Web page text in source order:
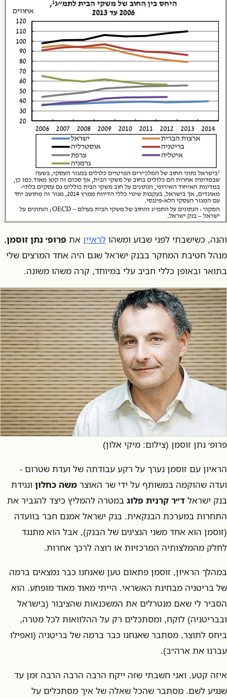
והנה, כשישבתי לפני שבוע ומשהו לראיין את פרופ׳ נתן זוסמן,
מנהל חטיבת המחקר בבנק ישראל שגם היה אחד המרצים שלי
בתואר ובאופן כללי חביב עלי במיוחד, קרה משהו משונה.
פרופ׳ נתן זוסמן (צילום: מיקי אלון)
הראיון עם זוסמן נערך על רקע עבודתה של ועדת שטרום -
ועדה שהוקמה במשותף על ידי שר האוצר משה כחלון ונגידת
בנק ישראל ד״ר קרנית פלוג במטרה להמליץ כיצד להגביר את
התחרות במערכת הבנקאית. בנק ישראל אמנם חבר בוועדה
(זוסמן הוא אחד משני הנציגים של הבנק), אבל הוא מתנגד
לחלק מהמלצותיה המרכזיות או רוצה לרכך אחרות.
במהלך הראיון, זוסמן פתאום טען שאנחנו כבר נמצאים ברמה
של בריטניה מבחינת האשראי. הייתי מאוד מאוד מופתע. הוא
הסביר לי שאם מנטרלים את המשכנאות שהציבור (בישראל
ובבריטניה) לוקח, ומסתכלים רק על ההלוואות לכל מטרה,
ביחס לתוצר, מסתבר שאנחנו כבר ברמה של בריטניה (ואפילו
עברנו את ארה״ב).
איזה קטע. ואני חשבתי שזה ייקח הרבה הרבה הרבה זמן עד
שנגיע לשם. מסתבר שהכל שאלה של איך מסתכלים על